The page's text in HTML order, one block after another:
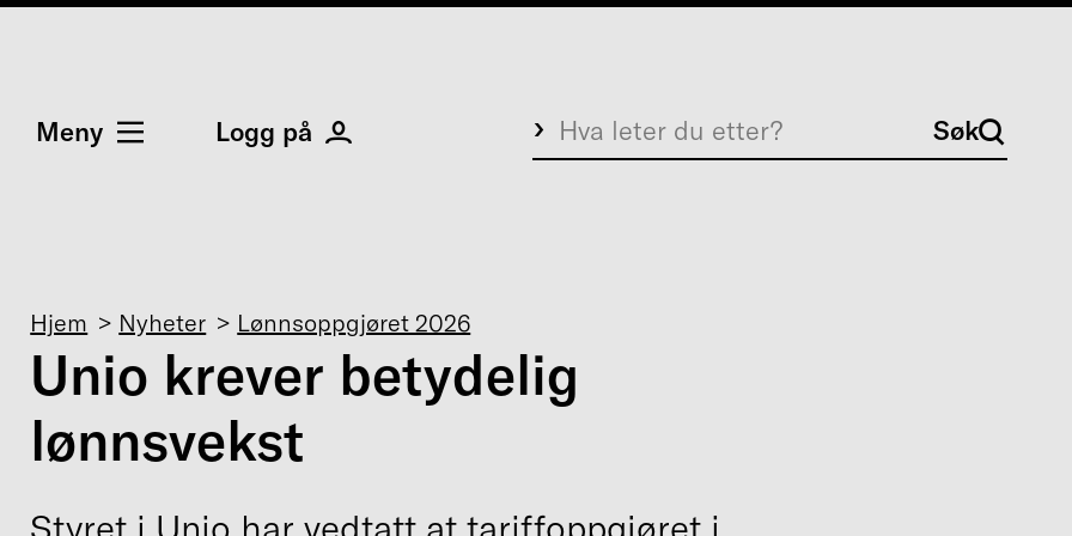
Meny Logg på Søk Søk
Navigasjonssti
Hjem Nyheter Lønnsoppgjøret 2026
Unio krever betydelig
lønnsvekst